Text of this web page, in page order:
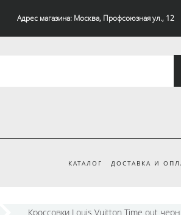
Адрес магазина: Москва, Профсоюзная ул., 12
КАТАЛОГ ДОСТАВКА И
Кроссовки Louis Vuitton Time out